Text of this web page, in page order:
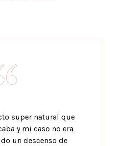
super natural que
y mi caso no era
un descenso de